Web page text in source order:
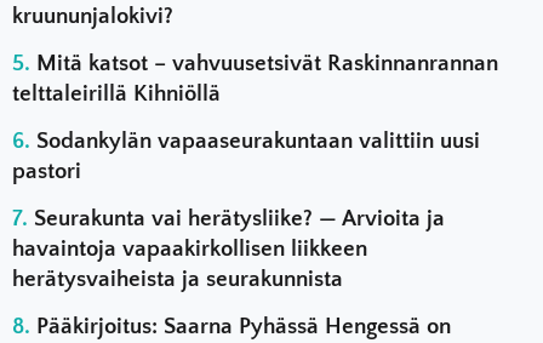
kruununjalokivi?
Mitä katsot – vahvuusetsivät Raskinnanrannan
telttaleirillä Kihniöllä
Sodankylän vapaaseurakuntaan valittiin uusi
pastori
Seurakunta vai herätysliike? — Arvioita ja
havaintoja vapaakirkollisen liikkeen
herätysvaiheista ja seurakunnista
Pääkirjoitus: Saarna Pyhässä Hengessä on